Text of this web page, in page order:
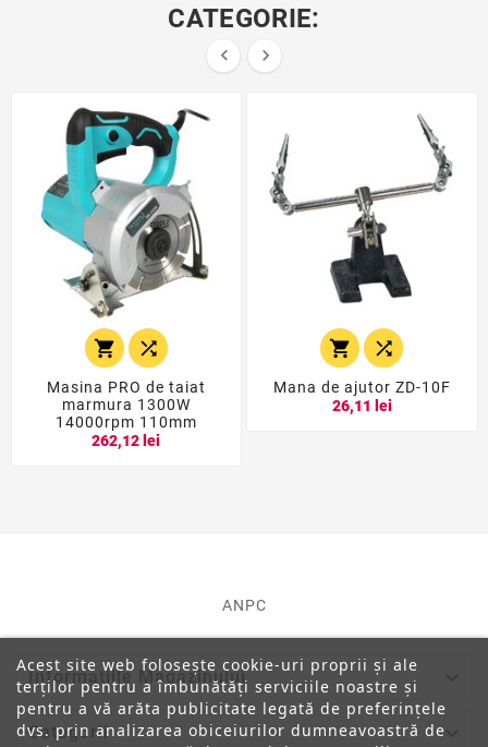
CATEGORIE:
 
 
Masina PRO de taiat
marmura 1300W
14000rpm 110mm
262,12 lei
 
Mana de ajutor ZD-10F
26,11 lei
ANPC
Informatiile Magazinului
Categorii 
Acest site web folosește cookie-uri proprii și ale
terților pentru a îmbunătăți serviciile noastre și
pentru a vă arăta publicitate legată de preferințele
dvs. prin analizarea obiceiurilor dumneavoastră de